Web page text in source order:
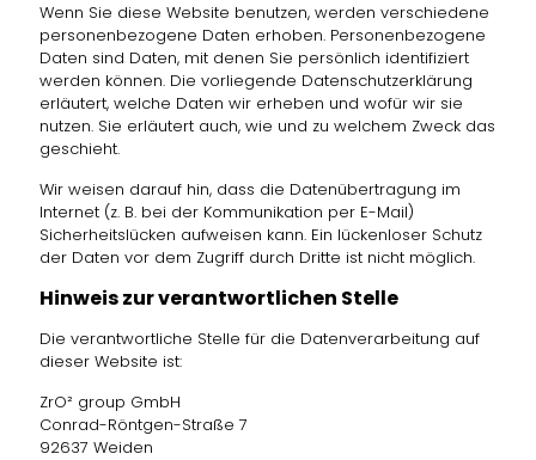
Wenn Sie diese Website benutzen, werden verschiedene
personenbezogene Daten erhoben. Personenbezogene
Daten sind Daten, mit denen Sie persönlich identifiziert
werden können. Die vorliegende Datenschutzerklärung
erläutert, welche Daten wir erheben und wofür wir sie
nutzen. Sie erläutert auch, wie und zu welchem Zweck das
geschieht.
Wir weisen darauf hin, dass die Datenübertragung im
Internet (z. B. bei der Kommunikation per E-Mail)
Sicherheitslücken aufweisen kann. Ein lückenloser Schutz
der Daten vor dem Zugriff durch Dritte ist nicht möglich.
Hinweis zur verantwortlichen Stelle
Die verantwortliche Stelle für die Datenverarbeitung auf
dieser Website ist:
ZrO² group GmbH
Conrad-Röntgen-Straße 7
92637 Weiden